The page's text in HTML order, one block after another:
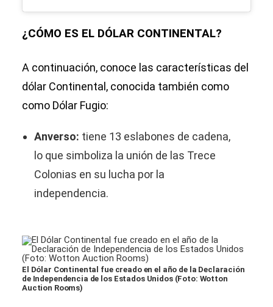
¿CÓMO ES EL DÓLAR CONTINENTAL?
A continuación, conoce las características del
dólar Continental, conocida también como
como Dólar Fugio:
Anverso: tiene 13 eslabones de cadena,
lo que simboliza la unión de las Trece
Colonias en su lucha por la
independencia.
El Dólar Continental fue creado en el año de la Declaración
de Independencia de los Estados Unidos (Foto: Wotton
Auction Rooms)